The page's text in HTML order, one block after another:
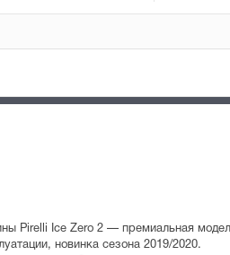
Pirelli Ice Zero 2 — премиальная
новинка сезона 2019/2020.